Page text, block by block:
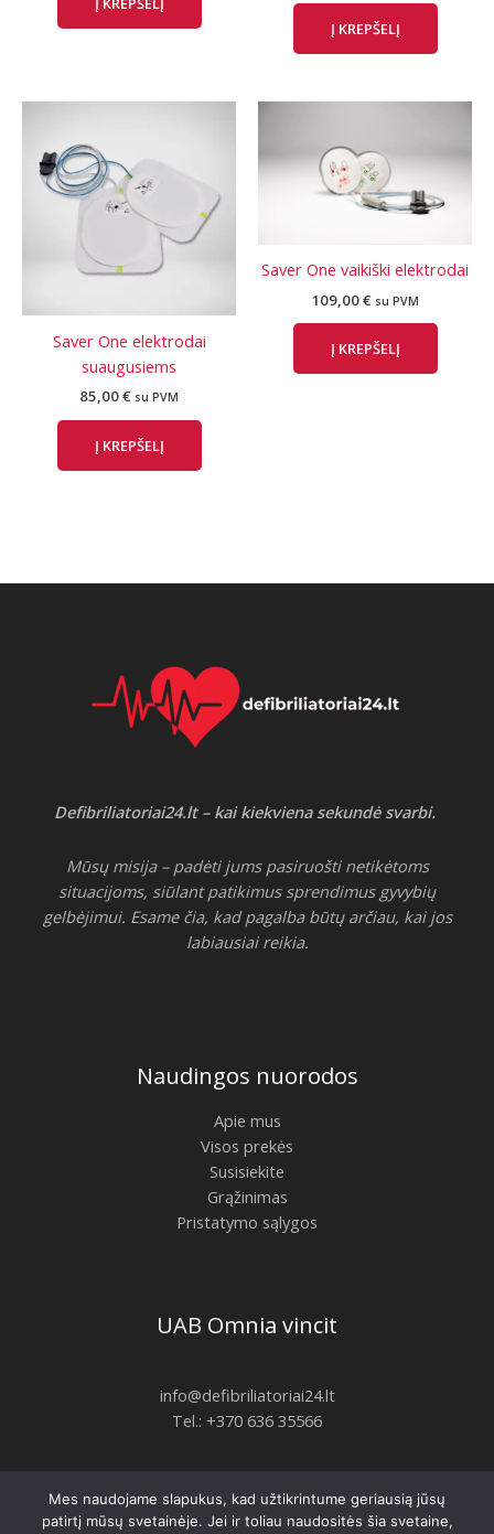
Į KREPŠELĮ
Saver One elektrodai
suaugusiems
85,00€ su PVM
Į KREPŠELĮ
Saver One vaikiški elektrodai
109,00€ su PVM
Į KREPŠELĮ
Defibriliatoriai24.lt – kai kiekviena sekundė svarbi.
Mūsų misija – padėti jums pasiruošti netikėtoms
situacijoms, siūlant patikimus sprendimus gyvybių
gelbėjimui. Esame čia, kad pagalba būtų arčiau, kai jos
labiausiai reikia.
Naudingos nuorodos
Apie mus
Visos prekės
Susisiekite
Grąžinimas
Pristatymo sąlygos
UAB Omnia vincit
info@defibriliatoriai24.lt
Tel.: +370 636 35566
Copyright © 2026 | defibriliatoriai24.lt
Mes naudojame slapukus, kad užtikrintume geriausią jūsų
patirtį mūsų svetainėje. Jei ir toliau naudositės šia svetaine,